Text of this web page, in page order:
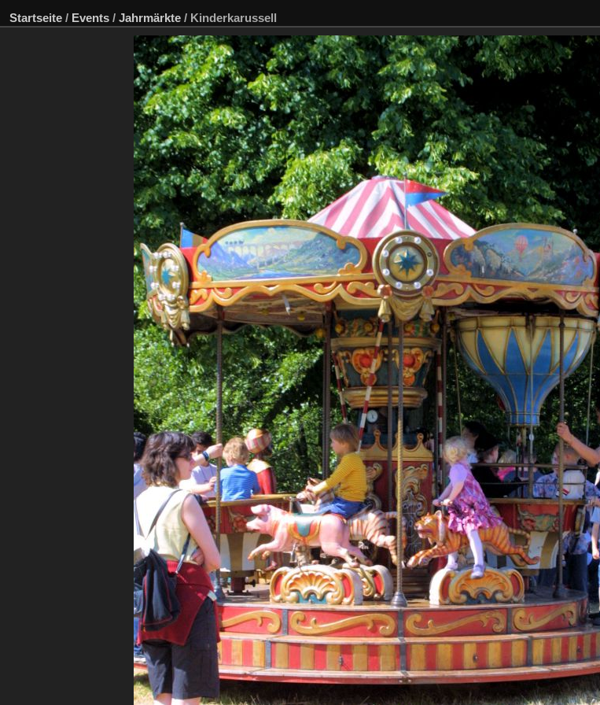
Startseite / Events / Jahrmärkte / Kinderkarussell